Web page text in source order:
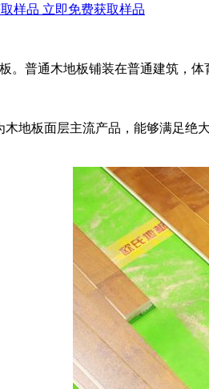
样品 立即免费获取样品
。普通木地板铺装在普通建筑，
地板面层主流产品，能够满足